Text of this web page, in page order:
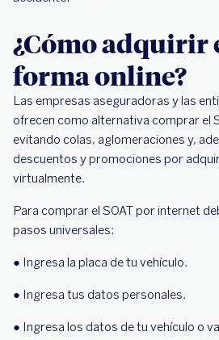
¿Cómo adquirir
forma online?
Las empresas aseguradoras y las
ofrecen como alternativa comprar el
evitando colas, aglomeraciones y,
descuentos y promociones por
virtualmente.
Para comprar el SOAT por internet
pasos universales:
● Ingresa la placa de tu vehículo.
● Ingresa tus datos personales.
● Ingresa los datos de tu vehículo o